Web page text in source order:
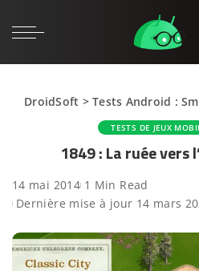
DroidSoft >Tests Android :
TESTS DE JEUX
1849 : La ruée vers
14 mai 2014 1 Min Read
Dernière mise à jour 14 mars